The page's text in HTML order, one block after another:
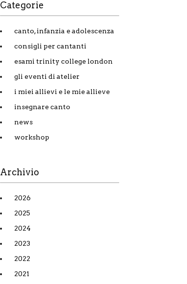
Categorie
canto, infanzia e adolescenza
consigli per cantanti
esami trinity college london
gli eventi di atelier
i miei allievi e le mie allieve
insegnare canto
news
workshop
Archivio
2026
2025
2024
2023
2022
2021